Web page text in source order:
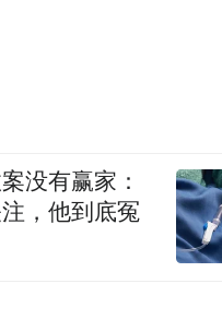
没有赢家：
，他到底冤